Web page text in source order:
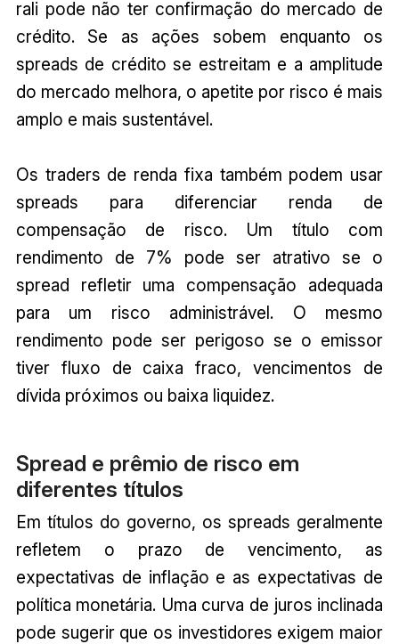
rali pode não ter confirmação do mercado de
crédito. Se as ações sobem enquanto os
spreads de crédito se estreitam e a amplitude
do mercado melhora, o apetite por risco é mais
amplo e mais sustentável.
Os traders de renda fixa também podem usar
spreads para diferenciar renda de
compensação de risco. Um título com
rendimento de 7% pode ser atrativo se o
spread refletir uma compensação adequada
para um risco administrável. O mesmo
rendimento pode ser perigoso se o emissor
tiver fluxo de caixa fraco, vencimentos de
dívida próximos ou baixa liquidez.
Spread e prêmio de risco em
diferentes títulos
Em títulos do governo, os spreads geralmente
refletem o prazo de vencimento, as
expectativas de inflação e as expectativas de
política monetária. Uma curva de juros inclinada
pode sugerir que os investidores exigem maior